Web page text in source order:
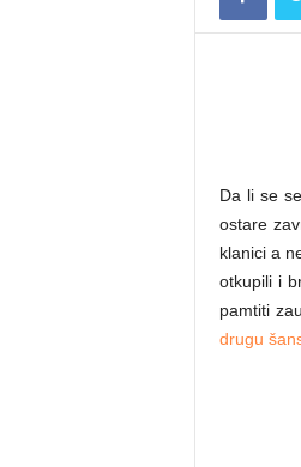
Da li se
ostare
klanici a
otkupili i
pamtiti
drugu